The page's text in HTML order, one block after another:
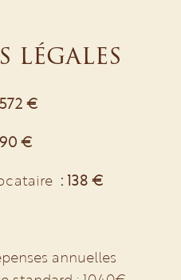
légales
572 €
€
138 €
annuelles